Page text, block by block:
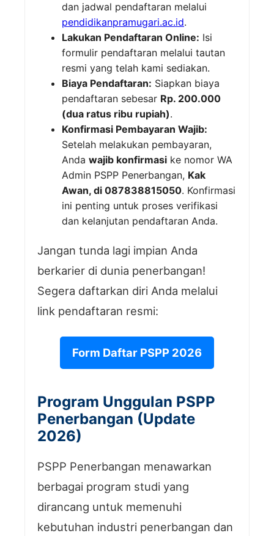
dan jadwal pendaftaran melalui
pendidikanpramugari.ac.id.
Lakukan Pendaftaran Online: Isi
formulir pendaftaran melalui tautan
resmi yang telah kami sediakan.
Biaya Pendaftaran: Siapkan biaya
pendaftaran sebesar Rp. 200.000
(dua ratus ribu rupiah).
Konfirmasi Pembayaran Wajib:
Setelah melakukan pembayaran,
Anda wajib konfirmasi ke nomor WA
Admin PSPP Penerbangan, Kak
Awan, di 087838815050. Konfirmasi
ini penting untuk proses verifikasi
dan kelanjutan pendaftaran Anda.
Jangan tunda lagi impian Anda
berkarier di dunia penerbangan!
Segera daftarkan diri Anda melalui
link pendaftaran resmi:
Form Daftar PSPP 2026
Program Unggulan PSPP
Penerbangan (Update
2026)
PSPP Penerbangan menawarkan
berbagai program studi yang
dirancang untuk memenuhi
kebutuhan industri penerbangan dan